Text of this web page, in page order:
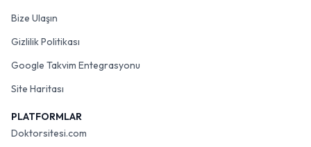
Bize Ulaşın
Gizlilik Politikası
Google Takvim Entegrasyonu
Site Haritası
PLATFORMLAR
Doktorsitesi.com